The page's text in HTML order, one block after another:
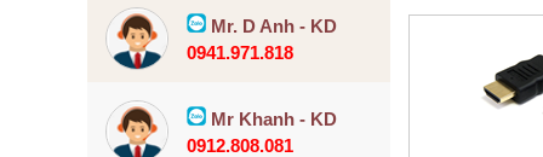
Mr. D Anh - KD
0941.971.818
Mr Khanh - KD
0912.808.081